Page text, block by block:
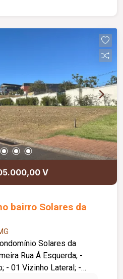
V
bairro Solares da
Solares da
Rua Á Esquerda; -
- 01 Vizinho Lateral; -